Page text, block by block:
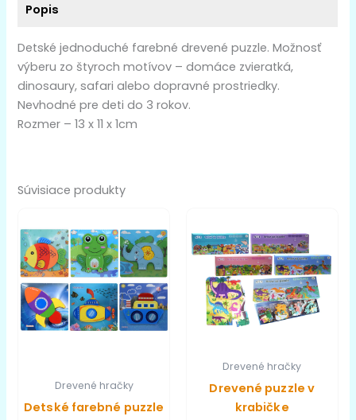
Popis
Detské jednoduché farebné drevené puzzle. Možnosť
výberu zo štyroch motívov – domáce zvieratká,
dinosaury, safari alebo dopravné prostriedky.
Nevhodné pre deti do 3 rokov.
Rozmer – 13 x 11 x 1cm
Súvisiace produkty
Drevené hračky
Detské farebné puzzle
Drevené hračky
Drevené puzzle v
krabičke